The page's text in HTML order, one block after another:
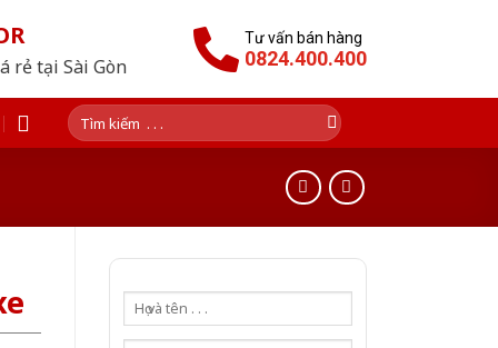
rẻ tại Sài Gòn
Tư vấn bán hàng
0824.400.400
Tìm
kiếm: